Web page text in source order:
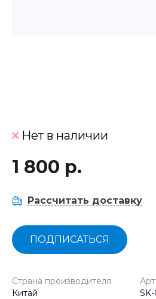
Нет в наличии
1 800 р.
Рассчитать доставку
ПОДПИСАТЬСЯ
Страна производителя
Китай
SK-